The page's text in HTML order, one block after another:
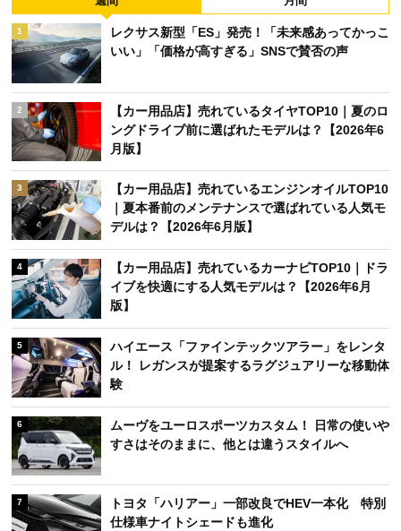
1
レクサス新型「ES」発売！「未来感あってかっこ
いい」「価格が高すぎる」SNSで賛否の声
2
【カー用品店】売れているタイヤTOP10｜夏のロ
ングドライブ前に選ばれたモデルは？【2026年6
月版】
3
【カー用品店】売れているエンジンオイルTOP10
｜夏本番前のメンテナンスで選ばれている人気モ
デルは？【2026年6月版】
4
【カー用品店】売れているカーナビTOP10｜ドラ
イブを快適にする人気モデルは？【2026年6月
版】
5
ハイエース「ファインテックツアラー」をレンタ
ル！ レガンスが提案するラグジュアリーな移動体
験
6
ムーヴをユーロスポーツカスタム！ 日常の使いや
すさはそのままに、他とは違うスタイルへ
7
トヨタ「ハリアー」一部改良でHEV一本化 特別
仕様車ナイトシェードも進化